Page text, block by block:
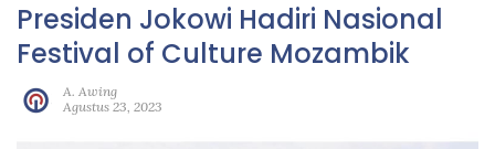
Presiden Jokowi Hadiri Nasional
Festival of Culture Mozambik
A. Awing
Agustus 23, 2023